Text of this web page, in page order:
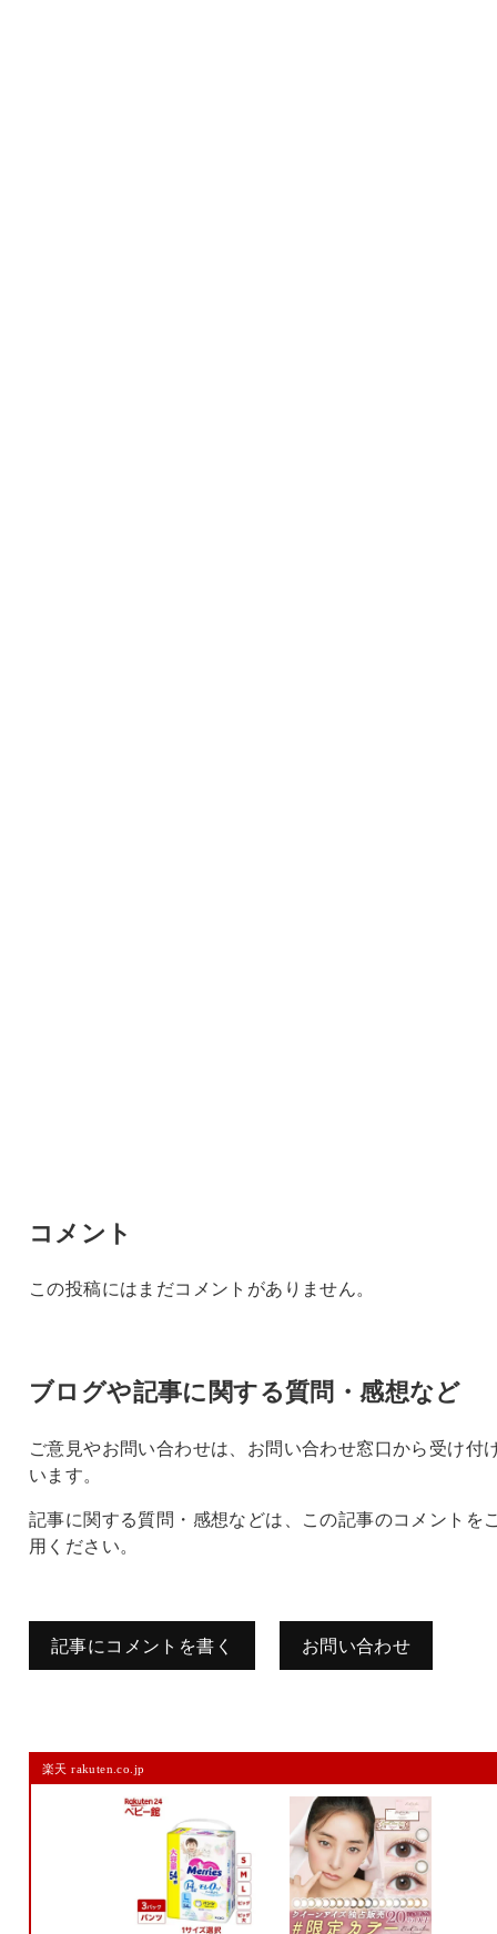
コメント
この投稿にはまだコメントがありません。
ブログや記事に関する質問・感想など
ご意見やお問い合わせは、お問い合わせ窓口から受け付
います。
記事に関する質問・感想などは、この記事のコメントを
用ください。
記事にコメントを書く お問い合わせ
メールアドレスは公開されません。
また、コメント欄には、必ず日本語を含めてください（スパム対策）。
楽天 rakuten.co.jp